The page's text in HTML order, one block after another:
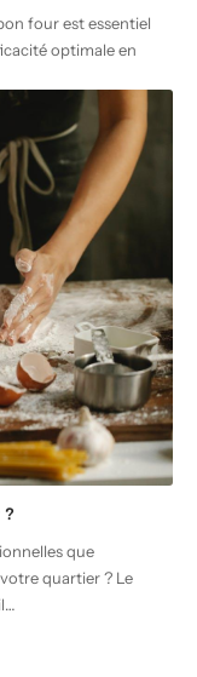
four est essentiel
optimale en
que
quartier ? Le
…